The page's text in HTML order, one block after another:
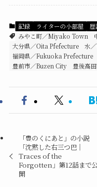
記録 ライターの小部屋
みやこ町／Miyako Town
大分県／Oita Pfefecture
水
福岡県／Fukuoka Prefecture
豊前市／Buzen City
豊後高
「豊のくにあと」の小説
「沈黙した右三つ巴｜
Traces of the
Forgotten」第12話まで
開